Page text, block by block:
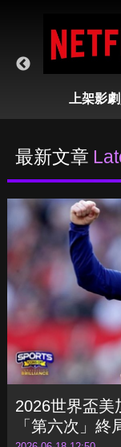
上架影
最新文章
2026世界盃美
「第六次」終